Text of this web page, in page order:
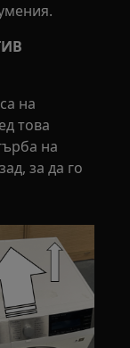
на
това
на
за да го